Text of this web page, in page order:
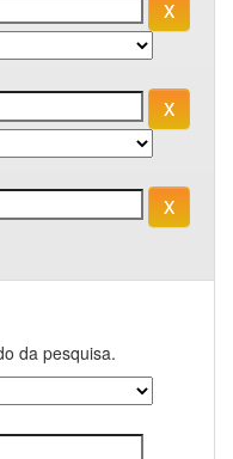
da pesquisa.